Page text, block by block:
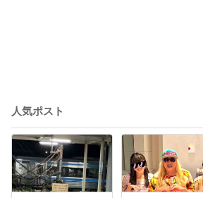
人気ポスト